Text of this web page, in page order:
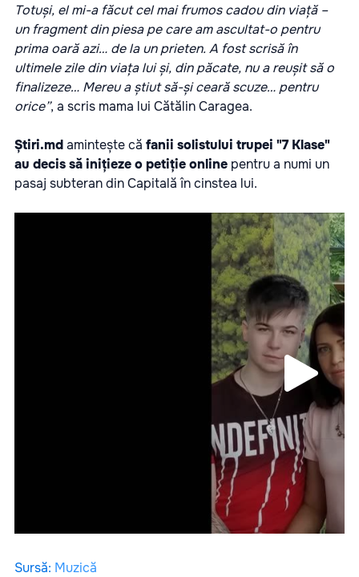
Totuși, el mi-a făcut cel mai frumos cadou din viață –
un fragment din piesa pe care am ascultat-o pentru
prima oară azi… de la un prieten. A fost scrisă în
ultimele zile din viața lui și, din păcate, nu a reușit să o
finalizeze… Mereu a știut să-și ceară scuze… pentru
orice”, a scris mama lui Cătălin Caragea.
Știri.mdamintește că fanii solistului trupei "7 Klase"
au decis să inițieze o petiție online pentru a numi un
pasaj subteran din Capitală în cinstea lui.
Sursă: Muzică